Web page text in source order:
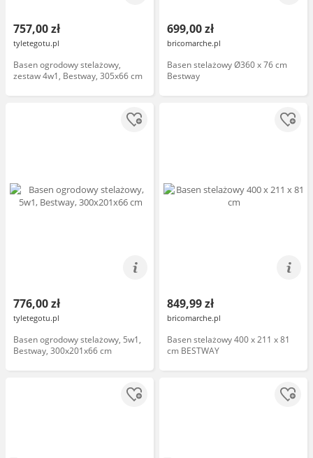
757,00 zł
tyletegotu.pl
Basen ogrodowy stelażowy,
zestaw 4w1, Bestway, 305x66 cm
699,00 zł
bricomarche.pl
Basen stelażowy Ø360 x 76 cm
Bestway
776,00 zł
tyletegotu.pl
Basen ogrodowy stelażowy, 5w1,
Bestway, 300x201x66 cm
849,99 zł
bricomarche.pl
Basen stelażowy 400 x 211 x 81
cm BESTWAY